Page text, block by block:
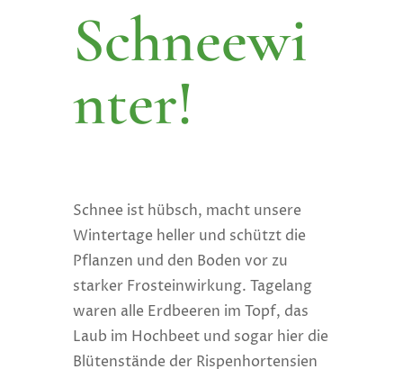
Schneewi
nter!
Schnee ist hübsch, macht unsere
Wintertage heller und schützt die
Pflanzen und den Boden vor zu
starker Frosteinwirkung. Tagelang
waren alle Erdbeeren im Topf, das
Laub im Hochbeet und sogar hier die
Blütenstände der Rispenhortensien